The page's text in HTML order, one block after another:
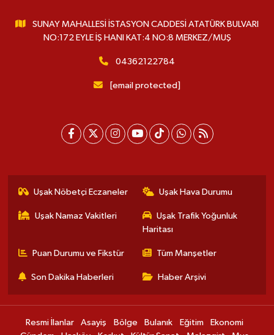
SUNAY MAHALLESİ İSTASYON CADDESİ ATATÜRK BULVARI
NO:172 EYLE İŞ HANI KAT:4 NO:8 MERKEZ/MUŞ
04362122784
[email protected]
Uşak Nöbetçi Eczaneler Uşak Hava Durumu
Uşak Namaz Vakitleri
Uşak Trafik Yoğunluk
Haritası
Puan Durumu ve Fikstür Tüm Manşetler
Son Dakika Haberleri Haber Arşivi
Resmi İlanlar Asayiş Bölge Bulanık Eğitim
Ekonomi